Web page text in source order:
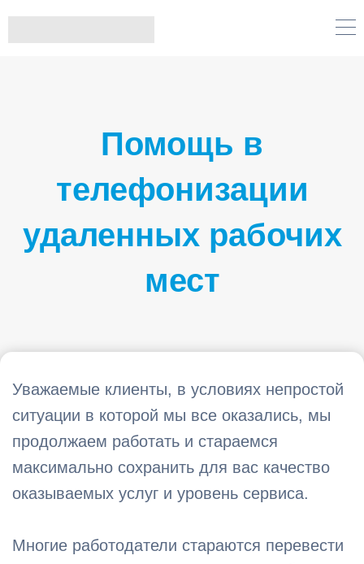
Помощь в
телефонизации
удаленных рабочих
мест
Уважаемые клиенты, в условиях непростой
ситуации в которой мы все оказались, мы
продолжаем работать и стараемся
максимально сохранить для вас качество
оказываемых услуг и уровень сервиса.
Многие работодатели стараются перевести